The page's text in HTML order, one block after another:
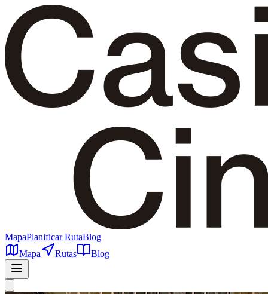
MapaPlanificar RutaBlog
Mapa
Rutas Blog